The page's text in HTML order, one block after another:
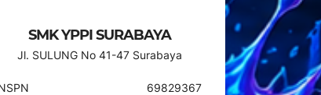
SMK YPPI SURABAYA
Jl. SULUNG No 41-47 Surabaya
69829367